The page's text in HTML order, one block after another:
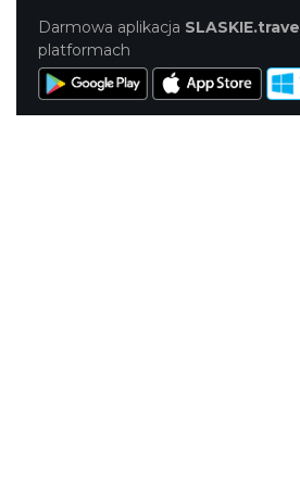
Darmowa aplikacja SLASKIE.travel
platformach